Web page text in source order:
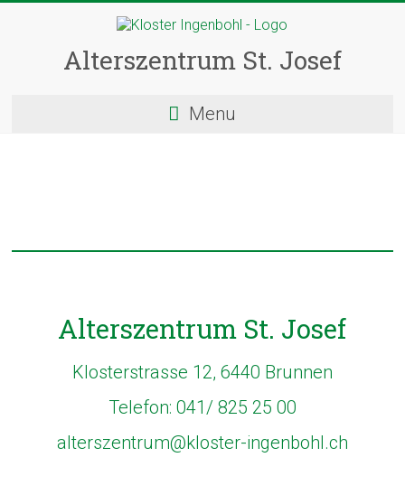
Alterszentrum St. Josef
Menu
Alterszentrum St. Josef
Klosterstrasse 12, 6440 Brunnen
Telefon: 041/ 825 25 00
alterszentrum@kloster-ingenbohl.ch